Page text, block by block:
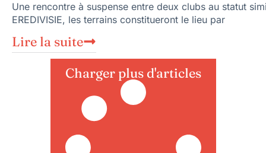
Une rencontre à suspense entre deux clubs au statut
EREDIVISIE, les terrains constitueront le lieu par
Lire la suite
Charger plus d'articles